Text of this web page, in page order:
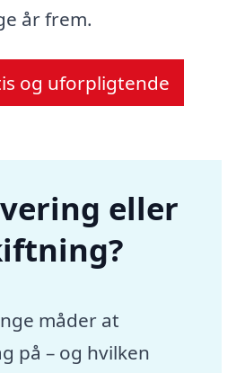
år frem.
og uforpligtende
eller
måder at
på – og hvilken